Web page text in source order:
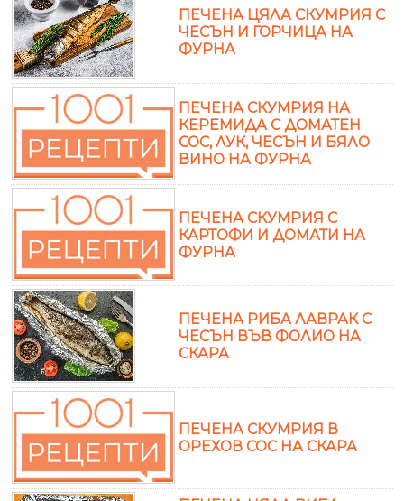
ПЕЧЕНА ЦЯЛА СКУМРИЯ С
ЧЕСЪН И ГОРЧИЦА НА
ФУРНА
ПЕЧЕНА СКУМРИЯ НА
КЕРЕМИДА С ДОМАТЕН
СОС, ЛУК, ЧЕСЪН И БЯЛО
ВИНО НА ФУРНА
ПЕЧЕНА СКУМРИЯ С
КАРТОФИ И ДОМАТИ НА
ФУРНА
ПЕЧЕНА РИБА ЛАВРАК С
ЧЕСЪН ВЪВ ФОЛИО НА
СКАРА
ПЕЧЕНА СКУМРИЯ В
ОРЕХОВ СОС НА СКАРА